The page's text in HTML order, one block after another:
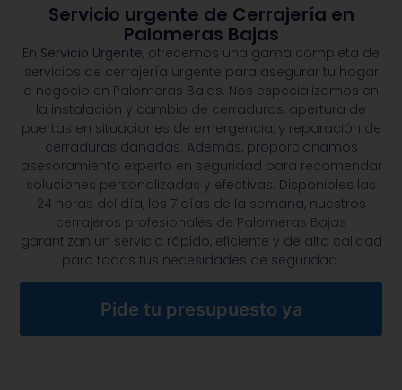
Servicio urgente de Cerrajería en
Palomeras Bajas
En Servicio Urgente, ofrecemos una gama completa de
servicios de cerrajería urgente para asegurar tu hogar
o negocio en Palomeras Bajas. Nos especializamos en
la instalación y cambio de cerraduras, apertura de
puertas en situaciones de emergencia, y reparación de
cerraduras dañadas. Además, proporcionamos
asesoramiento experto en seguridad para recomendar
soluciones personalizadas y efectivas. Disponibles las
24 horas del día, los 7 días de la semana, nuestros
cerrajeros profesionales de Palomeras Bajas
garantizan un servicio rápido, eficiente y de alta calidad
para todas tus necesidades de seguridad.
Pide tu presupuesto ya